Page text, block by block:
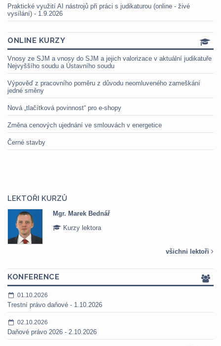
Praktické využití AI nástrojů při práci s judikaturou (online - živé
vysílání) - 1.9.2026
ONLINE KURZY
Vnosy ze SJM a vnosy do SJM a jejich valorizace v aktuální judikatuře
Nejvyššího soudu a Ústavního soudu
Výpověď z pracovního poměru z důvodu neomluveného zameškání
jedné směny
Nová „tlačítková povinnost“ pro e-shopy
Změna cenových ujednání ve smlouvách v energetice
Černé stavby
LEKTOŘI KURZŮ
všichni lektoři
KONFERENCE
01.10.2026
Trestní právo daňové - 1.10.2026
02.10.2026
Daňové právo 2026 - 2.10.2026